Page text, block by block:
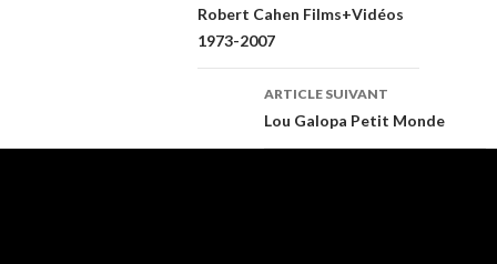
NavigationRobert Cahen Films+Vidéos
1973-2007
ARTICLE SUIVANT
Lou Galopa Petit Monde